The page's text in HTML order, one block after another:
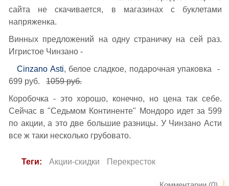
сайта не скачивается, в магазинах с буклетами
напряженка.
Винных предложений на одну страничку на сей раз.
Игристое Чинзано -
Cinzano Asti, белое сладкое, подарочная упаковка -
699 руб. 1059 руб.
Коробочка - это хорошо, конечно, но цена так себе.
Сейчас в "Седьмом Континенте" Мондоро идет за 599
по акции, а это две большие разницы. У Чинзано Асти
все ж таки несколько грубовато.
Теги: Акции-скидки Перекресток